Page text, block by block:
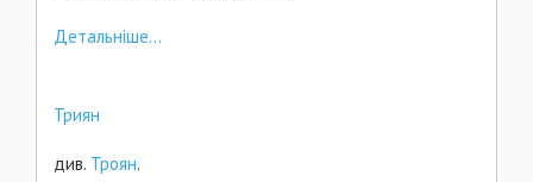
Детальніше...
Триян
див. Троян.